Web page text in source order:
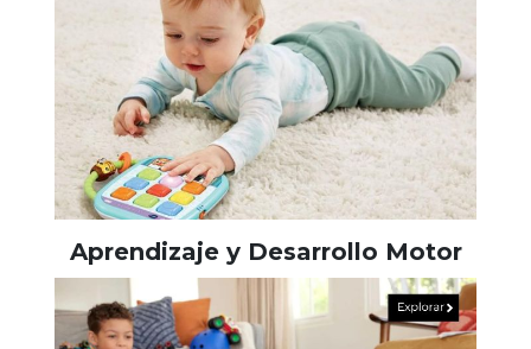
Aprendizaje y Desarrollo Motor